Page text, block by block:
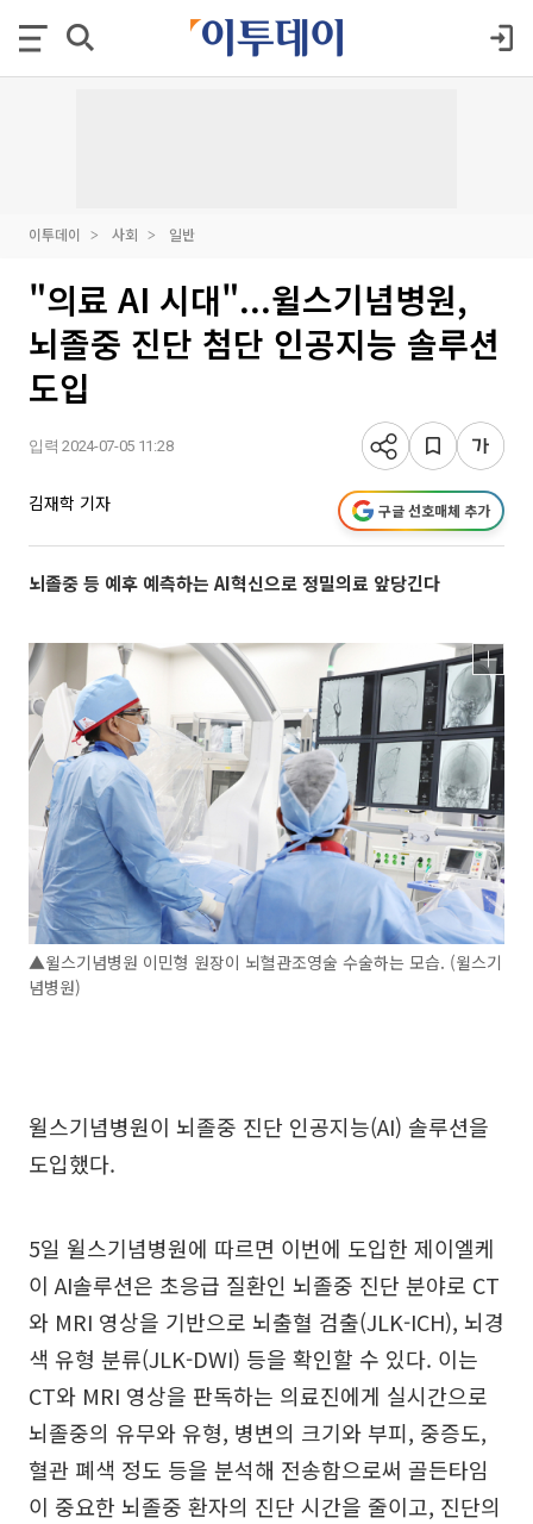
이투데이 사회 일반
"의료 AI 시대"...윌스기념병원,
뇌졸중 진단 첨단 인공지능 솔루션
도입
입력 2024-07-05 11:28
김재학 기자 구글 선호매체 추가
뇌졸중 등 예후 예측하는 AI혁신으로 정밀의료 앞당긴다
▲윌스기념병원 이민형 원장이 뇌혈관조영술 수술하는 모습. (윌스기
념병원)
윌스기념병원이 뇌졸중 진단 인공지능(AI) 솔루션을
도입했다.
5일 윌스기념병원에 따르면 이번에 도입한 제이엘케
이 AI솔루션은 초응급 질환인 뇌졸중 진단 분야로 CT
와 MRI 영상을 기반으로 뇌출혈 검출(JLK-ICH), 뇌경
색 유형 분류(JLK-DWI) 등을 확인할 수 있다. 이는
CT와 MRI 영상을 판독하는 의료진에게 실시간으로
뇌졸중의 유무와 유형, 병변의 크기와 부피, 중증도,
혈관 폐색 정도 등을 분석해 전송함으로써 골든타임
이 중요한 뇌졸중 환자의 진단 시간을 줄이고, 진단의